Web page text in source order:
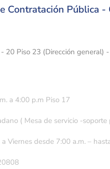
Contratación Pública -
20 Piso 23 (Dirección general)
a 4:00 p.m Piso 17
( Mesa de servicio -soporte
Viernes desde 7:00 a.m. –